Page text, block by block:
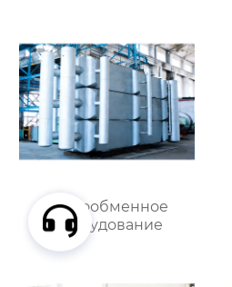
Теплообменное
оборудование